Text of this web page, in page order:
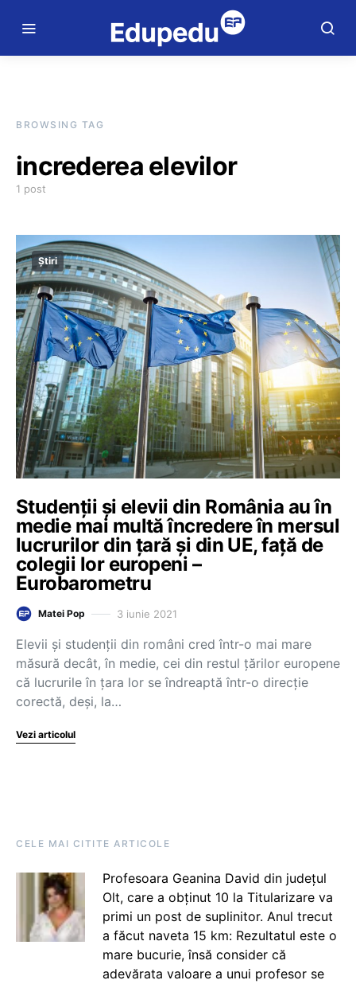
BROWSING TAG
increderea elevilor
1 post
Știri
Studenții și elevii din România au în
medie mai multă încredere în mersul
lucrurilor din țară și din UE, față de
colegii lor europeni –
Eurobarometru
Matei Pop 3 iunie 2021
Elevii și studenții din români cred într-o mai mare
măsură decât, în medie, cei din restul țărilor europene
că lucrurile în țara lor se îndreaptă într-o direcție
corectă, deși, la…
Vezi articolul
CELE MAI CITITE ARTICOLE
Profesoara Geanina David din județul
Olt, care a obținut 10 la Titularizare va
primi un post de suplinitor. Anul trecut
a făcut naveta 15 km: Rezultatul este o
mare bucurie, însă consider că
adevărata valoare a unui profesor se